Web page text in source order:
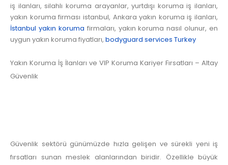
iş ilanları, silahlı koruma arayanlar, yurtdışı koruma iş ilanları,
yakın koruma firması istanbul, Ankara yakın koruma iş ilanları,
İstanbul yakın koruma firmaları, yakın koruma nasıl olunur, en
uygun yakın koruma fiyatları, bodyguard services Turkey
Yakın Koruma İş İlanları ve VIP Koruma Kariyer Fırsatları – Altay
Güvenlik
Güvenlik sektörü günümüzde hızla gelişen ve sürekli yeni iş
fırsatları sunan meslek alanlarından biridir. Özellikle büyük